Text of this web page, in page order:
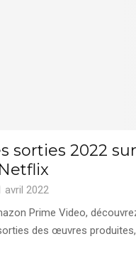
sorties 2022
avril 2022
Prime Video,
des œuvres